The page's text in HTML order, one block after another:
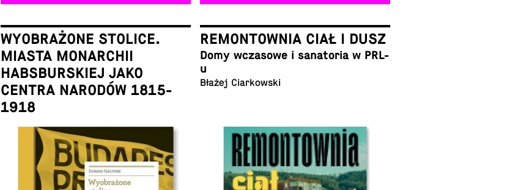
WYOBRAŻONE STOLICE.
MIASTA MONARCHII
HABSBURSKIEJ JAKO
CENTRA NARODÓW 1815-
1918
Łukasz Galusek
REMONTOWNIA CIAŁ I DUSZ
Domy wcza­so­we i sa­na­to­ria w PRL-
u
Błażej Ciarkowski